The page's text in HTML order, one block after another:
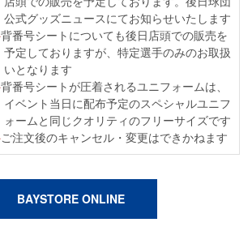
公式グッズニュースにてお知らせいたします
背番号シートについても後日店頭での販売を
予定しておりますが、特定選手のみのお取扱
いとなります
背番号シートが圧着されるユニフォームは、
イベント当日に配布予定のスペシャルユニフ
ォームと同じクオリティのフリーサイズです
ご注文後のキャンセル・変更はできかねます
BAYSTORE ONLINE